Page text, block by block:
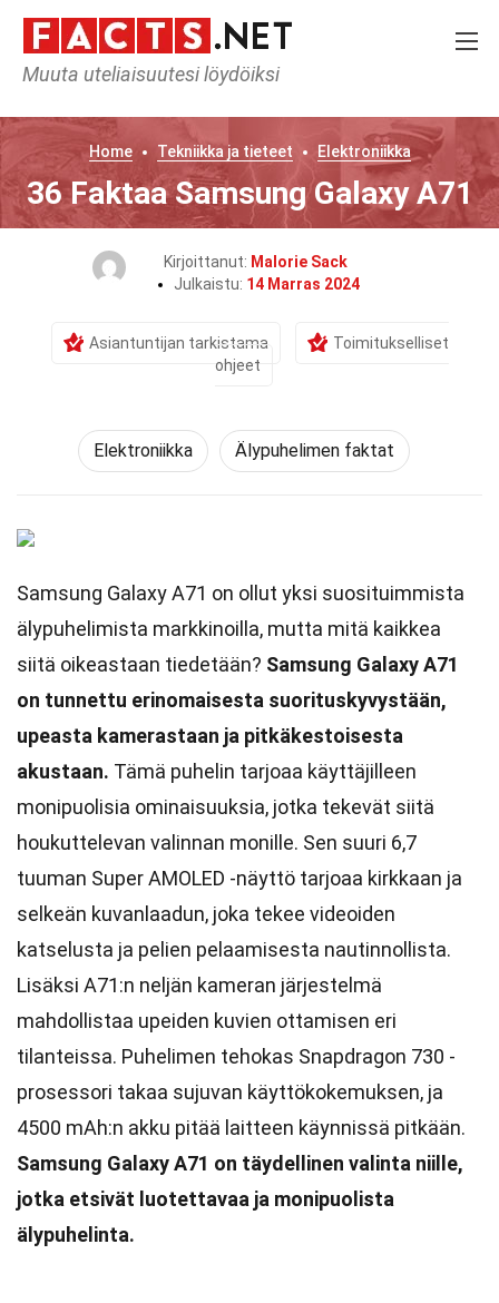
Muuta uteliaisuutesi löydöiksi
Home Tekniikka ja tieteet Elektroniikka
36 Faktaa Samsung Galaxy A71
Kirjoittanut: Malorie Sack
Julkaistu: 14 Marras 2024
Asiantuntijan tarkistama
Toimitukselliset
ohjeet
Elektroniikka Älypuhelimen faktat
Samsung Galaxy A71 on ollut yksi suosituimmista
älypuhelimista markkinoilla, mutta mitä kaikkea
siitä oikeastaan tiedetään? Samsung Galaxy A71
on tunnettu erinomaisesta suorituskyvystään,
upeasta kamerastaan ja pitkäkestoisesta
akustaan. Tämä puhelin tarjoaa käyttäjilleen
monipuolisia ominaisuuksia, jotka tekevät siitä
houkuttelevan valinnan monille. Sen suuri 6,7
tuuman Super AMOLED -näyttö tarjoaa kirkkaan ja
selkeän kuvanlaadun, joka tekee videoiden
katselusta ja pelien pelaamisesta nautinnollista.
Lisäksi A71:n neljän kameran järjestelmä
mahdollistaa upeiden kuvien ottamisen eri
tilanteissa. Puhelimen tehokas Snapdragon 730 -
prosessori takaa sujuvan käyttökokemuksen, ja
4500 mAh:n akku pitää laitteen käynnissä pitkään.
Samsung Galaxy A71 on täydellinen valinta niille,
jotka etsivät luotettavaa ja monipuolista
älypuhelinta.